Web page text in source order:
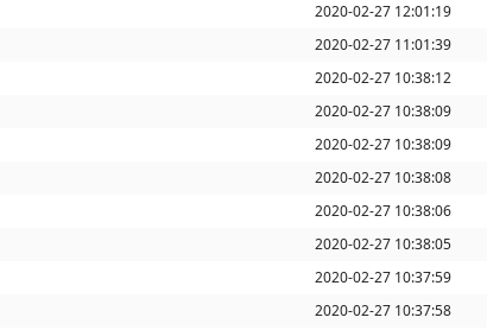
2020-02-27 12:01:19
2020-02-27 11:01:39
2020-02-27 10:38:12
2020-02-27 10:38:09
2020-02-27 10:38:09
2020-02-27 10:38:08
2020-02-27 10:38:06
2020-02-27 10:38:05
2020-02-27 10:37:59
2020-02-27 10:37:58